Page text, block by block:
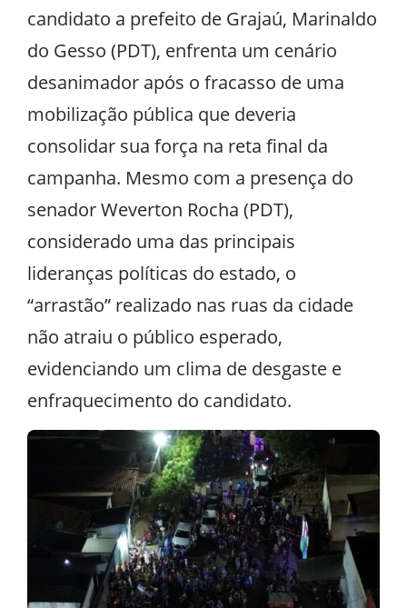
candidato a prefeito de Grajaú, Marinaldo
do Gesso (PDT), enfrenta um cenário
desanimador após o fracasso de uma
mobilização pública que deveria
consolidar sua força na reta final da
campanha. Mesmo com a presença do
senador Weverton Rocha (PDT),
considerado uma das principais
lideranças políticas do estado, o
“arrastão” realizado nas ruas da cidade
não atraiu o público esperado,
evidenciando um clima de desgaste e
enfraquecimento do candidato.